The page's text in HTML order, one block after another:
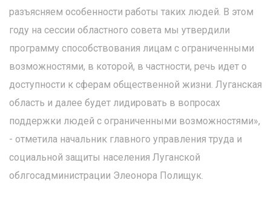
разъясняем особенности работы таких людей. В этом
году на сессии областного совета мы утвердили
программу способствования лицам с ограниченными
возможностями, в которой, в частности, речь идет о
доступности к сферам общественной жизни. Луганская
область и далее будет лидировать в вопросах
поддержки людей с ограниченными возможностями»,
- отметила начальник главного управления труда и
социальной защиты населения Луганской
облгосадминистрации Элеонора Полищук.